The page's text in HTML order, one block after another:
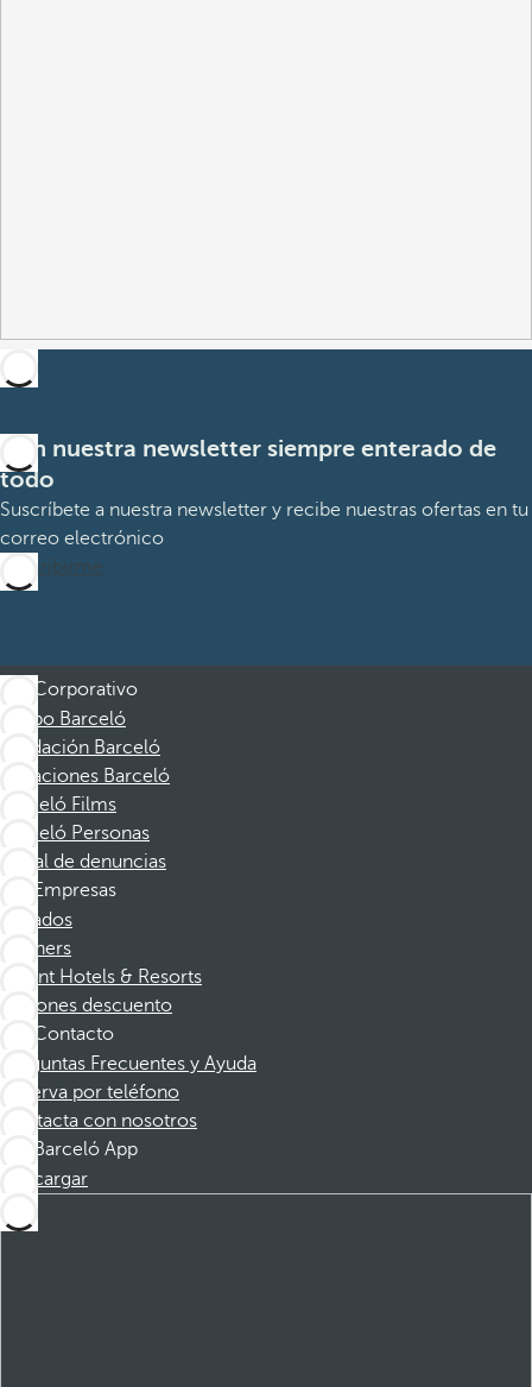
Con nuestra newsletter siempre enterado de
todo
Suscríbete a nuestra newsletter y recibe nuestras ofertas en tu
correo electrónico
Suscribirme
Corporativo
Grupo Barceló
Fundación Barceló
Vacaciones Barceló
Barceló Films
Barceló Personas
Canal de denuncias
Empresas
Afiliados
Partners
Dorint Hotels & Resorts
Cupones descuento
Contacto
Preguntas Frecuentes y Ayuda
Reserva por teléfono
Contacta con nosotros
Barceló App
Descargar